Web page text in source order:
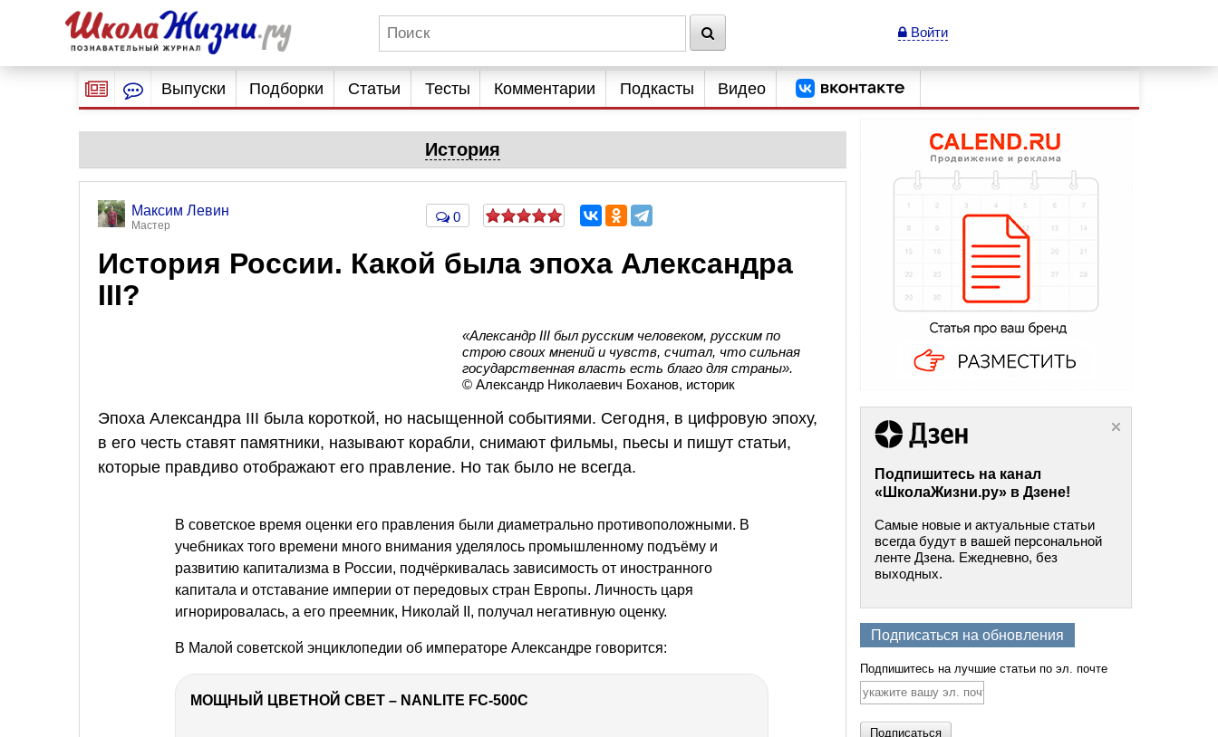
Войти
Выпуски Подборки Статьи Тесты Комментарии Подкасты Видео
История
Максим Левин
Мастер
0
История России. Какой была эпоха Александра
III?
«Александр III был русским человеком, русским по
строю своих мнений и чувств, считал, что сильная
государственная власть есть благо для страны».
© Александр Николаевич Боханов, историк
Эпоха Александра III была короткой, но насыщенной событиями. Сегодня, в цифровую эпоху,
в его честь ставят памятники, называют корабли, снимают фильмы, пьесы и пишут статьи,
которые правдиво отображают его правление. Но так было не всегда.
В советское время оценки его правления были диаметрально противоположными. В
учебниках того времени много внимания уделялось промышленному подъёму и
развитию капитализма в России, подчёркивалась зависимость от иностранного
капитала и отставание империи от передовых стран Европы. Личность царя
игнорировалась, а его преемник, Николай II, получал негативную оценку.
В Малой советской энциклопедии об императоре Александре говорится:
МОЩНЫЙ ЦВЕТНОЙ СВЕТ – NANLITE FC-500C
Подпишитесь на канал
«ШколаЖизни.ру» в Дзене!
Самые новые и актуальные статьи
всегда будут в вашей персональной
ленте Дзена. Ежедневно, без
выходных.
Подписаться на обновления
Подпишитесь на лучшие статьи по эл. почте